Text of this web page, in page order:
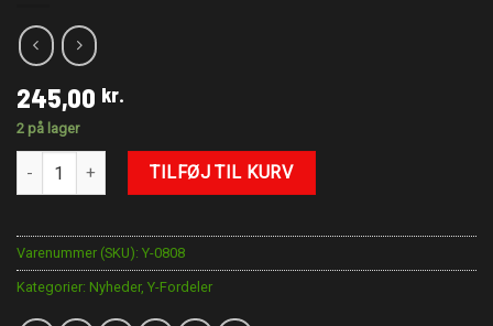
245,00 kr.
2 på lager
Y-Block AN8 med 1/8″NPT antal
TILFØJ TIL KURV
Varenummer (SKU): Y-0808
Kategorier: Nyheder, Y-Fordeler